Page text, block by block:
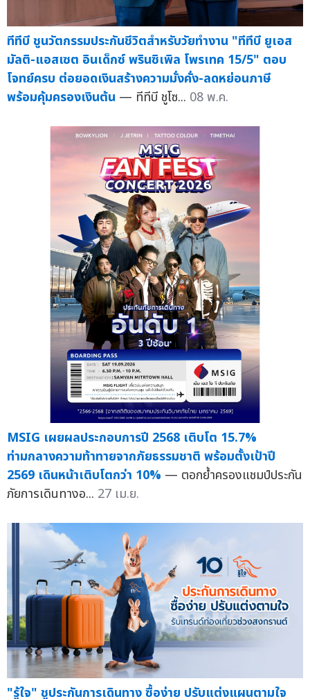
ทีทีบี ชูนวัตกรรมประกันชีวิตสำหรับวัยทำงาน "ทีทีบี ยูเอส
มัลติ-แอสเซต อินเด็กซ์ พรินซิเพิล โพรเทค 15/5" ตอบ
โจทย์ครบ ต่อยอดเงินสร้างความมั่งคั่ง-ลดหย่อนภาษี
พร้อมคุ้มครองเงินต้น — ทีทีบี ชูโซ... 08 พ.ค.
MSIG เผยผลประกอบการปี 2568 เติบโต 15.7%
ท่ามกลางความท้าทายจากภัยธรรมชาติ พร้อมตั้งเป้าปี
2569 เดินหน้าเติบโตกว่า 10% — ตอกย้ำครองแชมป์ประกัน
ภัยการเดินทางอ... 27 เม.ย.
"รู้ใจ" ชูประกันการเดินทาง ซื้อง่าย ปรับแต่งแผนตามใจ